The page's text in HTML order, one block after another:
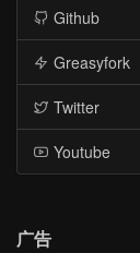
Github
Greasyfork
Twitter
Youtube
广告